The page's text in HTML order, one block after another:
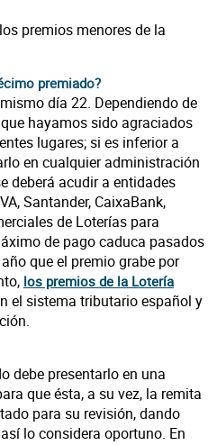
premios menores de la
premiado?
día 22. Dependiendo de
hayamos sido agraciados
lugares; si es inferior a
en cualquier administración
deberá acudir a entidades
Santander, CaixaBank,
de Loterías para
de pago caduca pasados
que el premio grabe por
los premios de la Lotería
el sistema tributario español y
debe presentarlo en una
que ésta, a su vez, la remita
para su revisión, dando
lo considera oportuno. En